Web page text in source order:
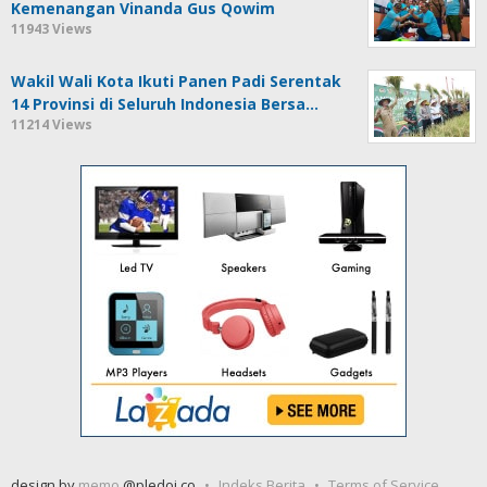
Kemenangan Vinanda Gus Qowim
11943 Views
Wakil Wali Kota Ikuti Panen Padi Serentak
14 Provinsi di Seluruh Indonesia Bersa…
11214 Views